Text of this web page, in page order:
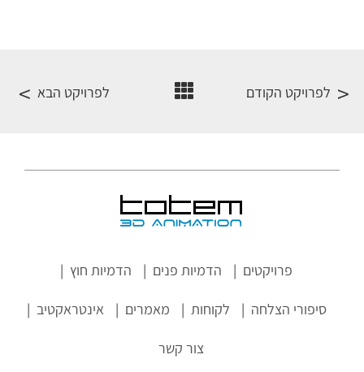
לפרויקט הקודם לפרויקט הבא
פרויקטים הדמיות פנים הדמיות חוץ
סיפורי הצלחה לקוחות מאמרים אינטראקטיב
צור קשר